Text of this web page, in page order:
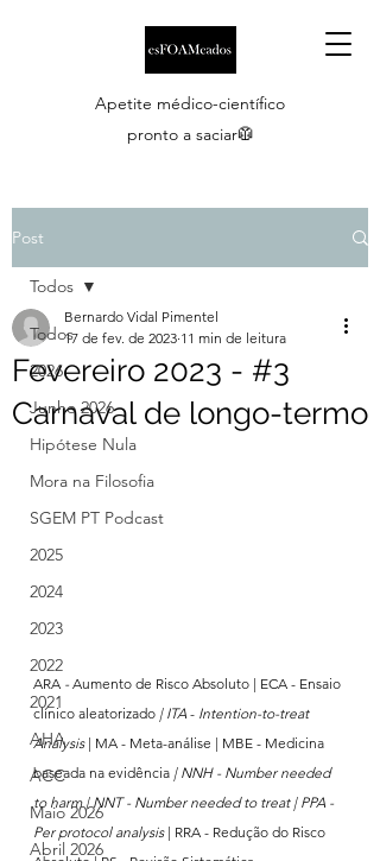
Apetite médico-científico
pronto a saciar🥼
Post
Todos
2026
Junho 2026
Hipótese Nula
Mora na Filosofia
SGEM PT Podcast
2025
2024
2023
2022
2021
AHA
ACC
Maio 2026
Abril 2026
Todos
Fevereiro 2023 - #3
Carnaval de longo-termo
Bernardo Vidal Pimentel
17 de fev. de 2023 11 min de leitura
ARA - Aumento de Risco Absoluto | ECA - Ensaio
clínico aleatorizado | ITA - Intention-to-treat
Analysis | MA - Meta-análise | MBE - Medicina
baseada na evidência | NNH - Number needed
to harm | NNT - Number needed to treat | PPA -
Per protocol analysis | RRA - Redução do Risco